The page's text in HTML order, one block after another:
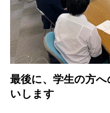
最後に、学生の方
いします